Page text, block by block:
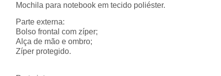
Mochila para notebook em tecido poliéster.
Parte externa:
Bolso frontal com zíper;
Alça de mão e ombro;
Zíper protegido.